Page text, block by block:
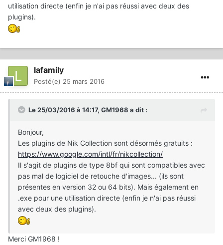
utilisation directe (enfin je n'ai pas réussi avec deux des
plugins).
lafamily
Posté(e) 25 mars 2016
Le 25/03/2016 à 14:17, GM1968 a dit :
Bonjour,
Les plugins de Nik Collection sont désormés gratuits :
https://www.google.com/intl/fr/nikcollection/
Il s'agit de plugins de type 8bf qui sont compatibles avec
pas mal de logiciel de retouche d'images... (ils sont
présentes en version 32 ou 64 bits). Mais également en
.exe pour une utilisation directe (enfin je n'ai pas réussi
avec deux des plugins).
Merci GM1968 !